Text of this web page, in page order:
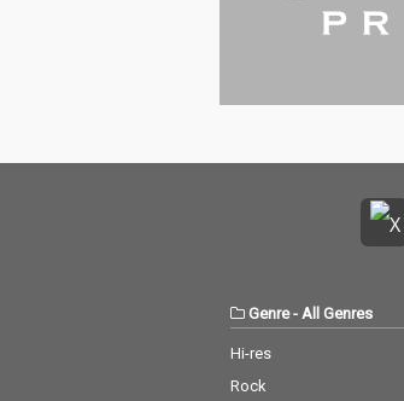
Genre- All Genres
Hi-res
Rock